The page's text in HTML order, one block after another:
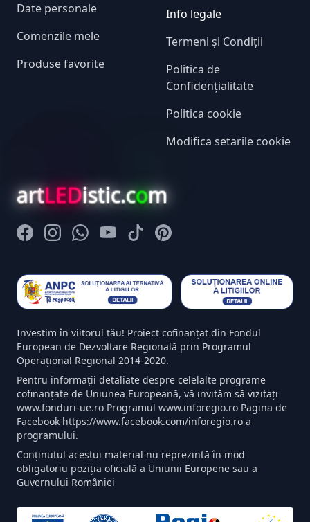
Date personale
Comenzile mele
Produse favorite
Info legale
Termeni și Condiții
Politica de
Confidențialitate
Politica cookie
Modifica setarile cookie
artLEDistic.com
FacebookInstagramWhatsappYoutubeTiktokPinterest
Investim în viitorul tău! Proiect cofinanțat din Fondul
European de Dezvoltare Regională prin Programul
Operațional Regional 2014-2020.
Pentru informații detaliate despre celelalte programe
cofinanțate de Uniunea Europeană, vă invităm să vizitați
www.fonduri-ue.ro Programul www.inforegio.ro Pagina de
Facebook https://www.facebook.com/inforegio.ro a
programului.
Conținutul acestui material nu reprezintă în mod
obligatoriu poziția oficială a Uniunii Europene sau a
Guvernului României